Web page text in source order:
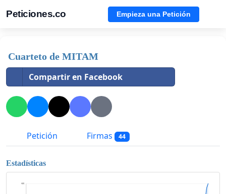
Peticiones.co Empieza una Petición
Cuarteto de MITAM
Compartir en Facebook
Petición Firmas 44
Estadísticas
44